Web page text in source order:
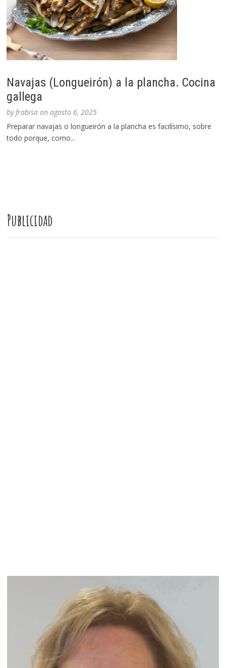
Navajas (Longueirón) a la plancha. Cocina
gallega
byfrabisa onagosto 6, 2025
Preparar navajas o longueirón a la plancha es facilísimo, sobre
todo porque, como...
Publicidad